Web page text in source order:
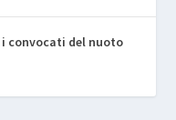
i convocati del nuoto